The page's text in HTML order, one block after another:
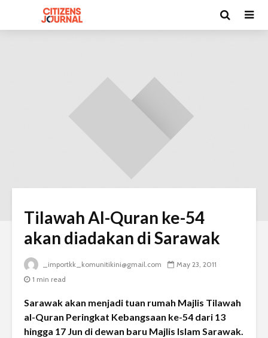
Tilawah Al-Quran ke-54
akan diadakan di Sarawak
_importkk_komunitikini@gmail.com
May 23, 2011
1 min read
Sarawak akan menjadi tuan rumah Majlis Tilawah
al-Quran Peringkat Kebangsaan ke-54 dari 13
hingga 17 Jun di dewan baru Majlis Islam Sarawak.